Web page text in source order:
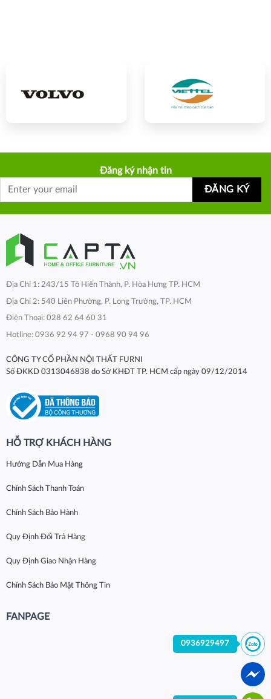
Đăng ký nhận tin
Địa Chỉ 1: 243/15 Tô Hiến Thành, P. Hòa Hưng TP. HCM
Địa Chỉ 2: 540 Liên Phường, P. Long Trường, TP. HCM
Điện Thoại: 028 62 64 60 31
Hotline: 0936 92 94 97 - 0968 90 94 96
CÔNG TY CỔ PHẦN NỘI THẤT FURNI
Số ĐKKD 0313046838 do Sở KHĐT TP. HCM cấp ngày 09/12/2014
HỖ TRỢ KHÁCH HÀNG
Hướng Dẫn Mua Hàng
Chính Sách Thanh Toán
Chính Sách Bảo Hành
Quy Định Đổi Trả Hàng
Quy Định Giao Nhận Hàng
Chính Sách Bảo Mật Thông Tin
FANPAGE
0936929497